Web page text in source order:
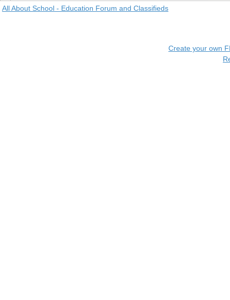
All About School - Education Forum and Classifieds
Create your own